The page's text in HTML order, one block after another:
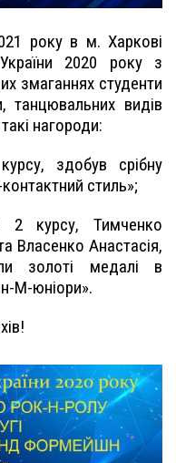
року в м. Харкові
2020 року з
змаганнях студенти
танцювальних видів
нагороди:
здобув срібну
стиль»;
2 курсу, Тимченко
Власенко Анастасія,
золоті медалі в
М-юніори».